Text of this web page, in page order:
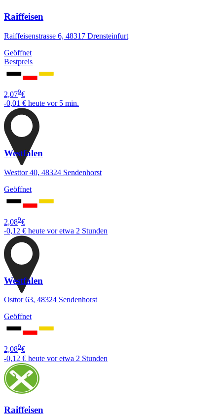
Raiffeisen
Raiffeisenstrasse 6, 48317 Drensteinfurt
Geöffnet
Bestpreis
2,079€
-0,01 € heute vor 5 min.
Westfalen
Westtor 40, 48324 Sendenhorst
Geöffnet
2,089€
-0,12 € heute vor etwa 2 Stunden
Westfalen
Osttor 63, 48324 Sendenhorst
Geöffnet
2,089€
-0,12 € heute vor etwa 2 Stunden
Raiffeisen